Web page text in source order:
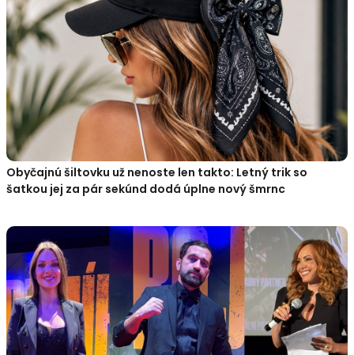
Obyčajnú šiltovku už nenoste len takto: Letný trik so
šatkou jej za pár sekúnd dodá úplne nový šmrnc